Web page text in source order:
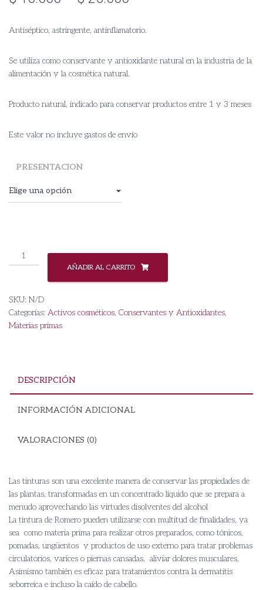
through
Antiséptico, astringente, antinflamatorio.
Se utiliza como conservante y antioxidante natural en la industria de la
alimentación y la cosmética natural.
Producto natural, indicado para conservar productos entre 1 y 3 meses
Este valor no incluye gastos de envío
PRESENTACION
Tintura
de
AÑADIR AL CARRITO
SKU: N/D
Categorías: Activos cosméticos, Conservantes y Antioxidantes,
Materias primas
DESCRIPCIÓN
INFORMACIÓN ADICIONAL
VALORACIONES (0)
Las tinturas son una excelente manera de conservar las propiedades de
las plantas, transformadas en un concentrado líquido que se prepara a
menudo aprovechando las virtudes disolventes del alcohol
La tintura de Romero pueden utilizarse con multitud de finalidades, ya
sea como materia prima para realizar otros preparados, como tónicos,
pomadas, ungüentos y productos de uso externo para tratar problemas
circulatorios, varices o piernas cansadas, aliviar dolores musculares,
Asimismo también es eficaz para tratamientos contra la dermatitis
seborreica e incluso la caído de cabello.